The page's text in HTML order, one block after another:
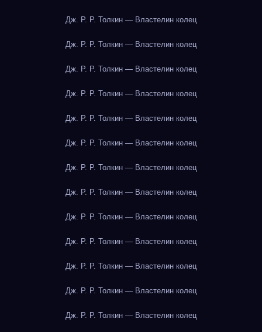
Дж. Р. Р. Толкин — Властелин колец
Дж. Р. Р. Толкин — Властелин колец
Дж. Р. Р. Толкин — Властелин колец
Дж. Р. Р. Толкин — Властелин колец
Дж. Р. Р. Толкин — Властелин колец
Дж. Р. Р. Толкин — Властелин колец
Дж. Р. Р. Толкин — Властелин колец
Дж. Р. Р. Толкин — Властелин колец
Дж. Р. Р. Толкин — Властелин колец
Дж. Р. Р. Толкин — Властелин колец
Дж. Р. Р. Толкин — Властелин колец
Дж. Р. Р. Толкин — Властелин колец
Дж. Р. Р. Толкин — Властелин колец